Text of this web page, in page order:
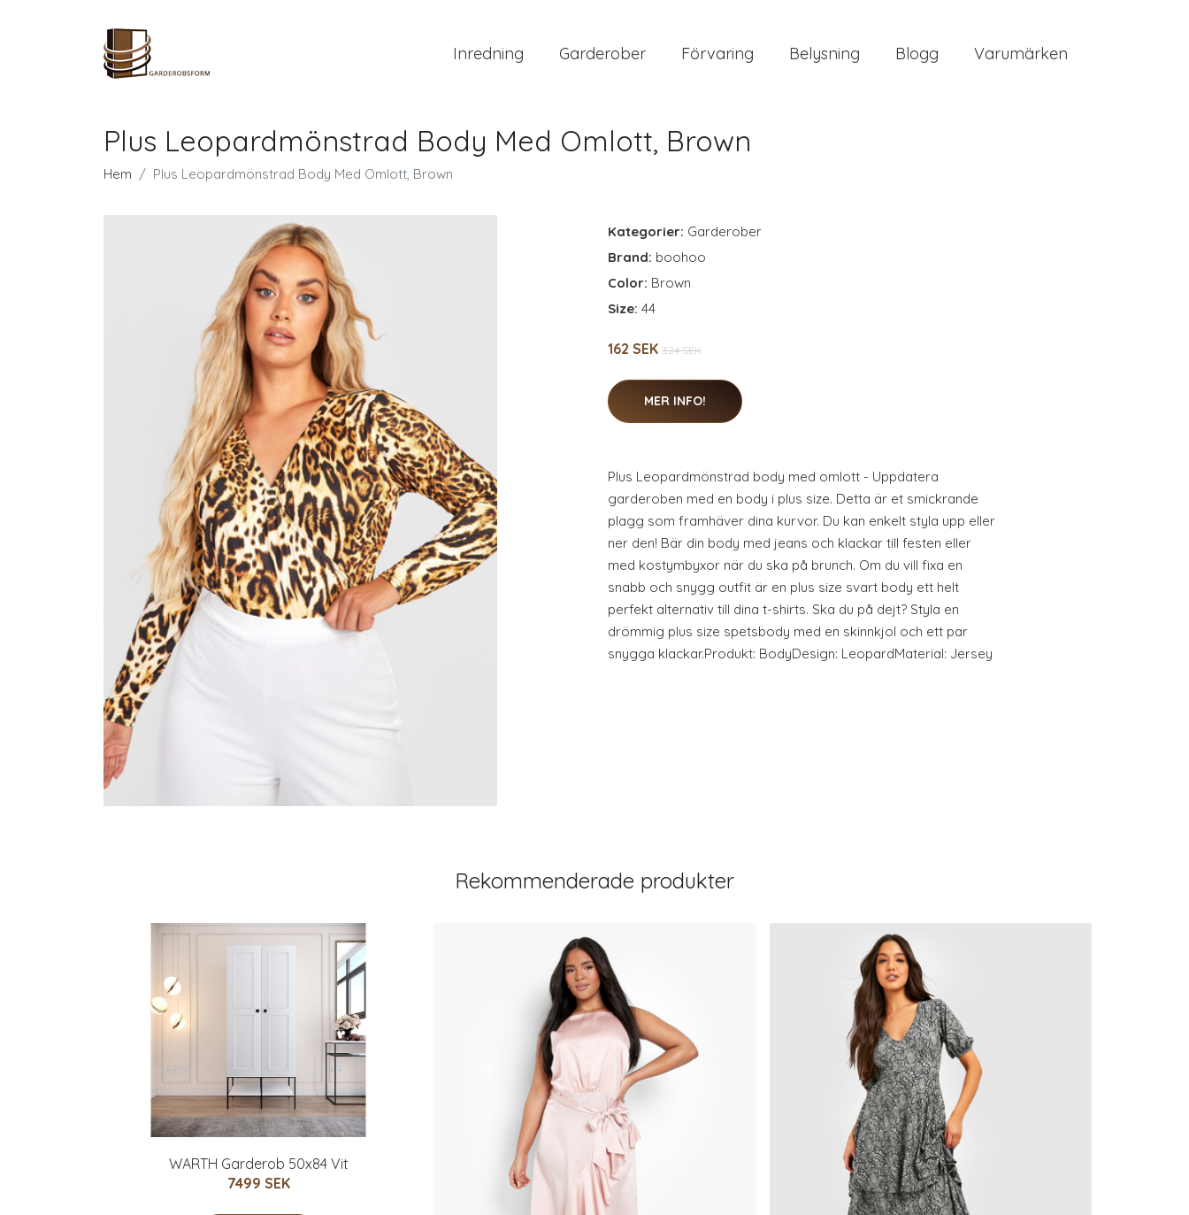
Inredning Garderober Förvaring Belysning Blogg Varumärken
Plus Leopardmönstrad Body Med Omlott, Brown
Hem Plus Leopardmönstrad Body Med Omlott, Brown
Kategorier: Garderober
Brand: boohoo
Color: Brown
Size: 44
162 SEK 324 SEK
MER INFO!
Plus Leopardmönstrad body med omlott - Uppdatera
garderoben med en body i plus size. Detta är et smickrande
plagg som framhäver dina kurvor. Du kan enkelt styla upp eller
ner den! Bär din body med jeans och klackar till festen eller
med kostymbyxor när du ska på brunch. Om du vill fixa en
snabb och snygg outfit är en plus size svart body ett helt
perfekt alternativ till dina t-shirts. Ska du på dejt? Styla en
drömmig plus size spetsbody med en skinnkjol och ett par
snygga klackar.Produkt: BodyDesign: LeopardMaterial: Jersey
Rekommenderade produkter
WARTH Garderob 50x84 Vit
7499 SEK